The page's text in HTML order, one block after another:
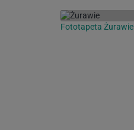
Fototapeta Żurawie